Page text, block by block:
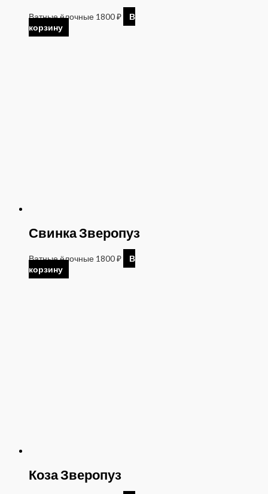
Ватные ёлочные 1800₽
В
корзину
Свинка Зверопуз
Ватные ёлочные 1800₽
В
корзину
Коза Зверопуз